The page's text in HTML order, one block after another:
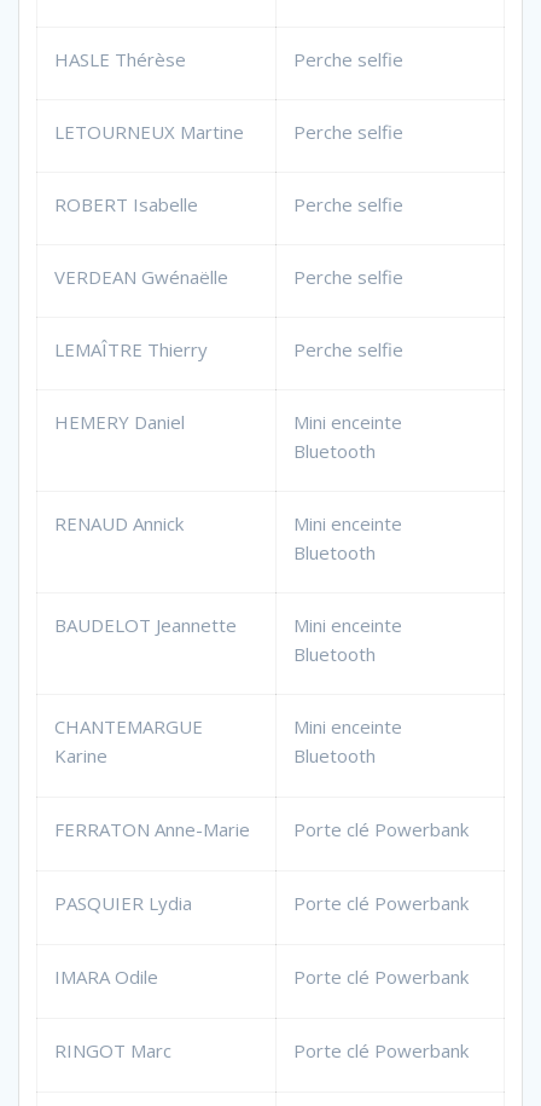
HASLE Thérèse Perche selfie
LETOURNEUX Martine Perche selfie
ROBERT Isabelle Perche selfie
VERDEAN Gwénaëlle Perche selfie
LEMAÎTRE Thierry Perche selfie
HEMERY Daniel
Mini enceinte
Bluetooth
RENAUD Annick
Mini enceinte
Bluetooth
BAUDELOT Jeannette
Mini enceinte
Bluetooth
CHANTEMARGUE
Karine
Mini enceinte
Bluetooth
FERRATON Anne-Marie Porte clé Powerbank
PASQUIER Lydia Porte clé Powerbank
IMARA Odile Porte clé Powerbank
RINGOT Marc Porte clé Powerbank